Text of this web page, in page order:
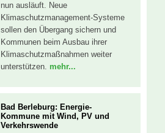
nun ausläuft. Neue
Klimaschutzmanagement-Systeme
sollen den Übergang sichern und
Kommunen beim Ausbau ihrer
Klimaschutzmaßnahmen weiter
unterstützen. mehr...
Bad Berleburg: Energie-
Kommune mit Wind, PV und
Verkehrswende